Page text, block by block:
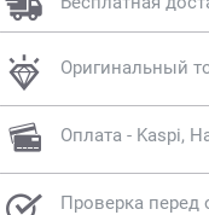
Оригинальный
Оплата - Kaspi,
Проверка перед